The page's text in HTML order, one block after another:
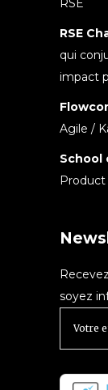
RSE
RSE
qui
impact
Agile /
School
Product
soyez